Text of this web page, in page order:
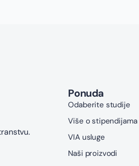
Ponuda
Odaberite studije
Više o stipendijama
VIA usluge
Naši proizvodi